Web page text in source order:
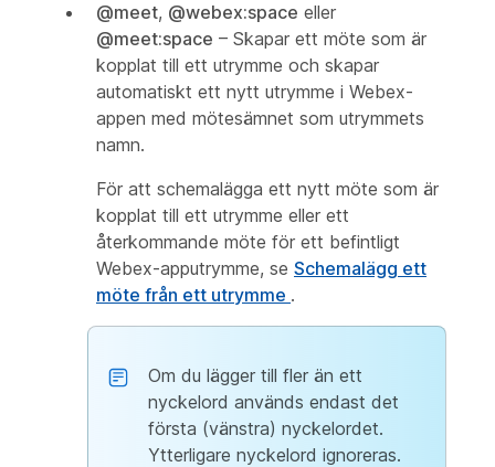
@meet, @webex:space eller
@meet:space – Skapar ett möte som är
kopplat till ett utrymme och skapar
automatiskt ett nytt utrymme i Webex-
appen med mötesämnet som utrymmets
namn.
För att schemalägga ett nytt möte som är
kopplat till ett utrymme eller ett
återkommande möte för ett befintligt
Webex-apputrymme, se Schemalägg ett
möte från ett utrymme .
Om du lägger till fler än ett
nyckelord används endast det
första (vänstra) nyckelordet.
Ytterligare nyckelord ignoreras.